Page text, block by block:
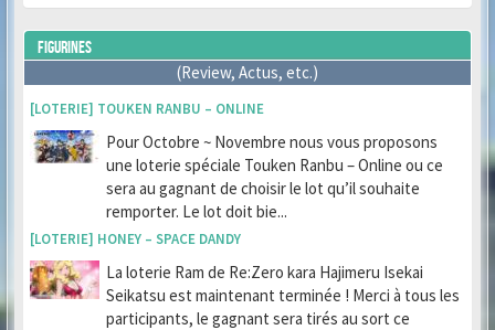
FIGURINES
(Review, Actus, etc.)
[LOTERIE] TOUKEN RANBU – ONLINE
Pour Octobre ~ Novembre nous vous proposons
une loterie spéciale Touken Ranbu – Online ou ce
sera au gagnant de choisir le lot qu’il souhaite
remporter. Le lot doit bie...
[LOTERIE] HONEY – SPACE DANDY
La loterie Ram de Re:Zero kara Hajimeru Isekai
Seikatsu est maintenant terminée ! Merci à tous les
participants, le gagnant sera tirés au sort ce